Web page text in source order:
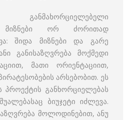
მიზნები ორ ძორითად
შიდა მიზნები და გარე
განისაზღვრება მოქმედი
მათი ორიენტაციით,
არსებობით. ეს
პროექტის განხორციელებას
ბიუჯეტი იძლევა.
მოლოდინებით, ანუ